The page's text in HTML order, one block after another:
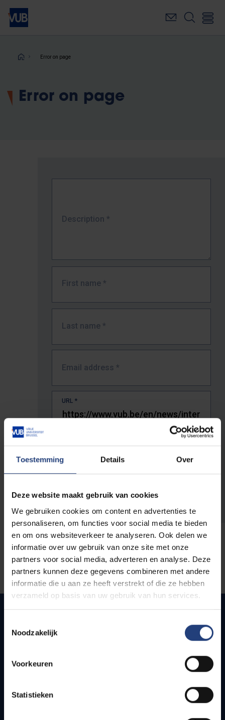
Toestemming Details Over
Deze website maakt gebruik van cookies
We gebruiken cookies om content en advertenties te
personaliseren, om functies voor social media te bieden
en om ons websiteverkeer te analyseren. Ook delen we
informatie over uw gebruik van onze site met onze
partners voor social media, adverteren en analyse. Deze
partners kunnen deze gegevens combineren met andere
informatie die u aan ze heeft verstrekt of die ze hebben
verzameld op basis van uw gebruik van hun services.
Noodzakelijk
Voorkeuren
Statistieken
Skip
main
Breadcrumb
Error on page
Error on page
Description *
First name *
Last name *
Email address *
URL *
The full URL of the page where you encountered the error.
Quick links
How to get to the VUB campuses